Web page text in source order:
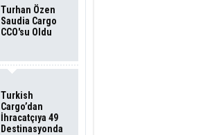
Turhan Özen
Saudia Cargo
CCO'su Oldu
Turkish
Cargo’dan
İhracatçıya 49
Destinasyonda